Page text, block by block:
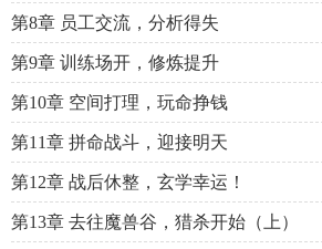
第8章 员工交流，分析得失
第9章 训练场开，修炼提升
第10章 空间打理，玩命挣钱
第11章 拼命战斗，迎接明天
第12章 战后休整，玄学幸运！
第13章 去往魔兽谷，猎杀开始（上）